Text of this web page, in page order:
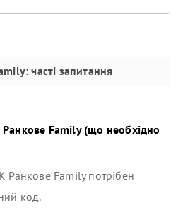
: часті запитання
Family(що необхідно
Ранкове Familyпотрібен
код.